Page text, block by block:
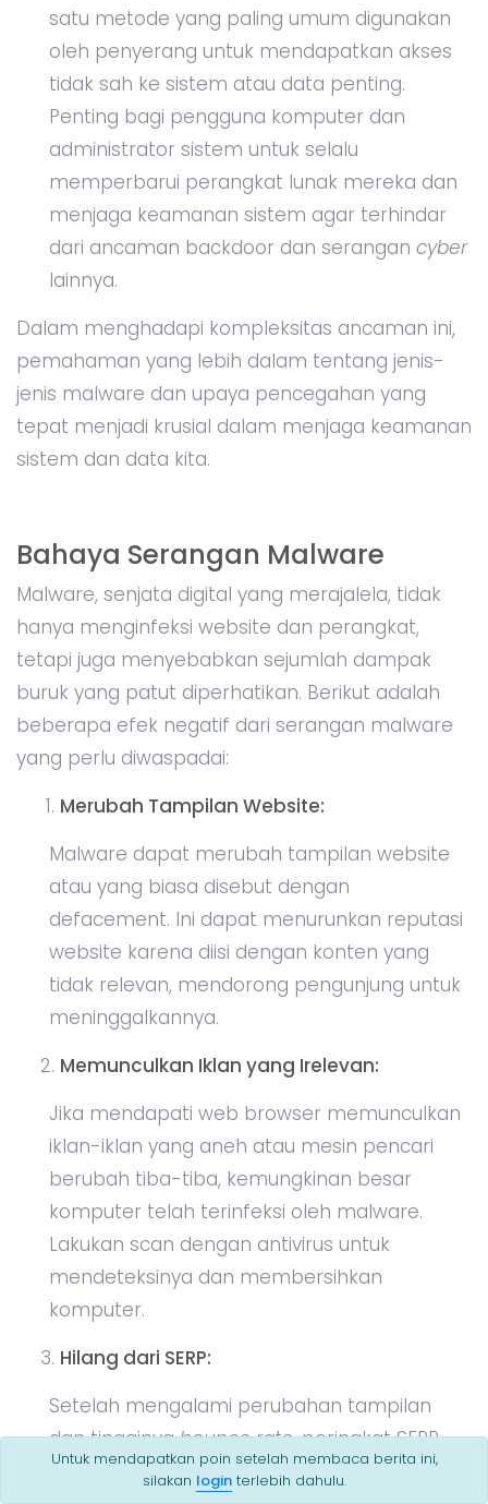
satu metode yang paling umum digunakan
oleh penyerang untuk mendapatkan akses
tidak sah ke sistem atau data penting.
Penting bagi pengguna komputer dan
administrator sistem untuk selalu
memperbarui perangkat lunak mereka dan
menjaga keamanan sistem agar terhindar
dari ancaman backdoor dan serangan cyber
lainnya.
Dalam menghadapi kompleksitas ancaman ini,
pemahaman yang lebih dalam tentang jenis-
jenis malware dan upaya pencegahan yang
tepat menjadi krusial dalam menjaga keamanan
sistem dan data kita.
Bahaya Serangan Malware
Malware, senjata digital yang merajalela, tidak
hanya menginfeksi website dan perangkat,
tetapi juga menyebabkan sejumlah dampak
buruk yang patut diperhatikan. Berikut adalah
beberapa efek negatif dari serangan malware
yang perlu diwaspadai:
Merubah Tampilan Website:
Malware dapat merubah tampilan website
atau yang biasa disebut dengan
defacement. Ini dapat menurunkan reputasi
website karena diisi dengan konten yang
tidak relevan, mendorong pengunjung untuk
meninggalkannya.
Memunculkan Iklan yang Irelevan:
Jika mendapati web browser memunculkan
iklan-iklan yang aneh atau mesin pencari
berubah tiba-tiba, kemungkinan besar
komputer telah terinfeksi oleh malware.
Lakukan scan dengan antivirus untuk
mendeteksinya dan membersihkan
komputer.
Hilang dari SERP:
Setelah mengalami perubahan tampilan
dan tingginyabounce rate, peringkat SERP
(Search Engine Result Page) website akan
Untuk mendapatkan poin setelah membaca berita ini,
silakan loginterlebih dahulu.